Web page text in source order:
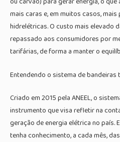
mais caras e, em muitos casos,
hidrelétricas. O custo mais elevado
repassado aos consumidores por
tarifárias, de forma a manter o
Entendendo o sistema de bandeiras
Criado em 2015 pela ANEEL, o
instrumento que visa refletir na
geração de energia elétrica no país.
tenha conhecimento, a cada mês,